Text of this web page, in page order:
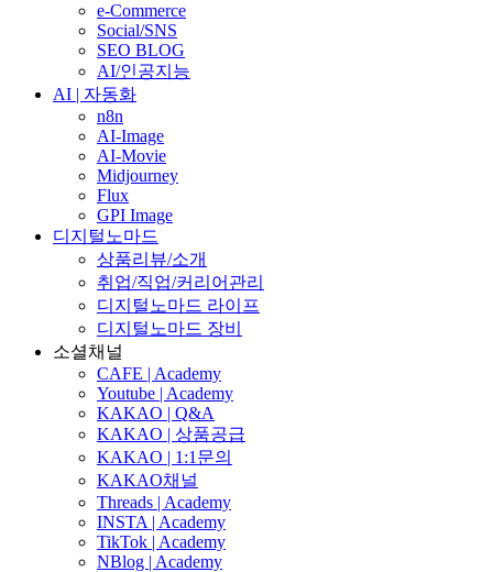
e-Commerce
Social/SNS
SEO BLOG
AI/인공지능
AI | 자동화
n8n
AI-Image
AI-Movie
Midjourney
Flux
GPI Image
디지털노마드
상품리뷰/소개
취업/직업/커리어관리
디지털노마드 라이프
디지털노마드 장비
소셜채널
CAFE | Academy
Youtube | Academy
KAKAO | Q&A
KAKAO | 상품공급
KAKAO | 1:1문의
KAKAO채널
Threads | Academy
INSTA | Academy
TikTok | Academy
NBlog | Academy